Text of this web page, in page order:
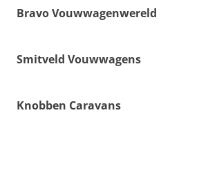
Bravo Vouwwagenwereld
Smitveld Vouwwagens
Knobben Caravans